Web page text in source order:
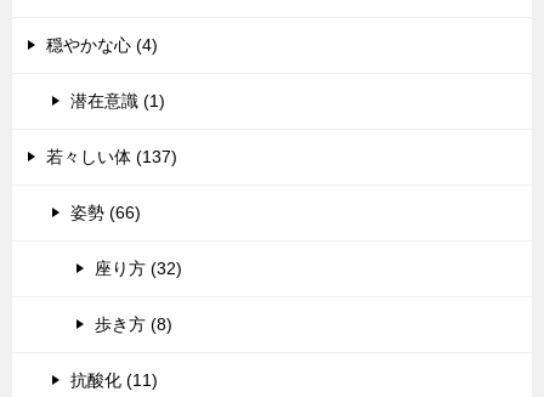
穏やかな心 (4)
潜在意識 (1)
若々しい体 (137)
姿勢 (66)
座り方 (32)
歩き方 (8)
抗酸化 (11)